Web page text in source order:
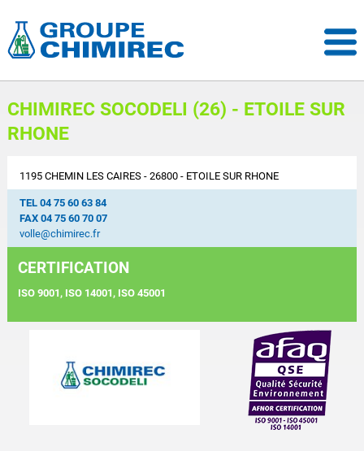
CHIMIREC SOCODELI (26) - ETOILE SUR
RHONE
1195 CHEMIN LES CAIRES 26800 ETOILE SUR RHONE
TEL 04 75 60 63 84
FAX 04 75 60 70 07
volle@chimirec.fr
CERTIFICATION
ISO 9001, ISO 14001, ISO 45001